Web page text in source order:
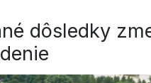
dôsledky